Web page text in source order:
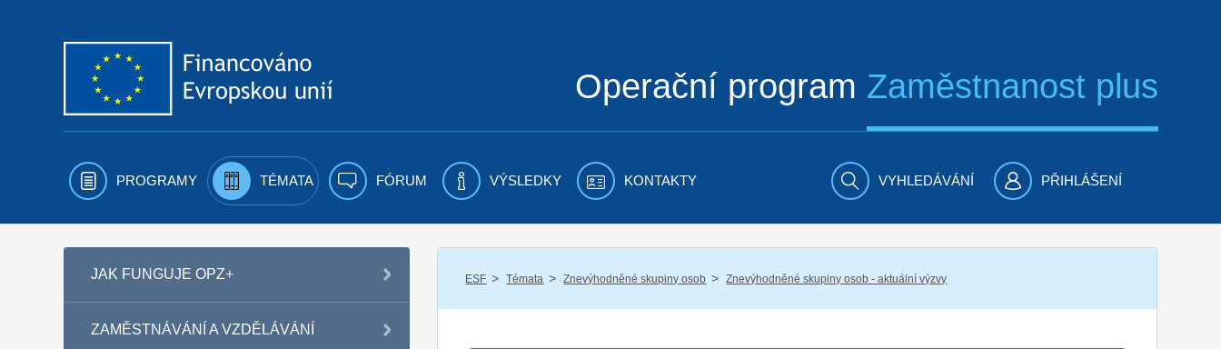
Operační program Zaměstnanost plus
PROGRAMY TÉMATA FÓRUM VÝSLEDKY KONTAKTY VYHLEDÁVÁNÍ PŘIHLÁŠENÍ
JAK FUNGUJE OPZ+
ZAMĚSTNÁVÁNÍ A VZDĚLÁVÁNÍ
ESF / Témata / Znevýhodněné skupiny osob / Znevýhodněné skupiny osob - aktuální výzvy